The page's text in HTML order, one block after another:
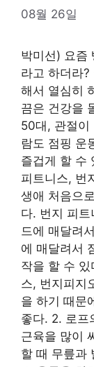
08월 26일
박미선) 요즘
라고 하더라
해서 열심히
끔은 건강을
50대, 관절이
람도 점핑 운
즐겁게 할 수
피트니스, 번
생애 처음으
다. 번지 피
드에 매달려
에 매달려서
작을 할 수
스, 번지피지
을 하기 때문
좋다. 2. 로프
근육을 많이
할 때 무릎과